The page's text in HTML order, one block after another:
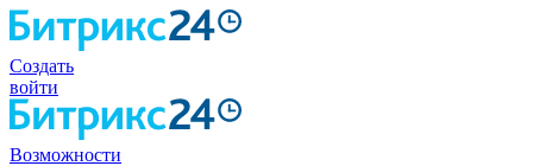
Создать
войти
Возможности